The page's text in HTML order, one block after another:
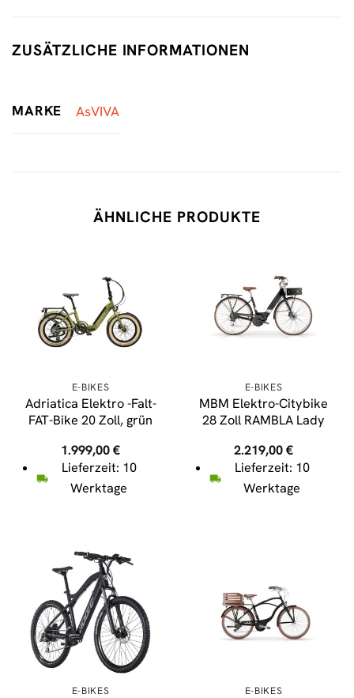
ZUSÄTZLICHE INFORMATIONEN
MARKE AsVIVA
ÄHNLICHE PRODUKTE
E-BIKES
Adriatica Elektro -Falt-
FAT-Bike 20 Zoll, grün
1.999,00€
Lieferzeit: 10
Werktage
E-BIKES
MBM Elektro-Citybike
28 Zoll RAMBLA Lady
2.219,00€
Lieferzeit: 10
Werktage
E-BIKES E-BIKES